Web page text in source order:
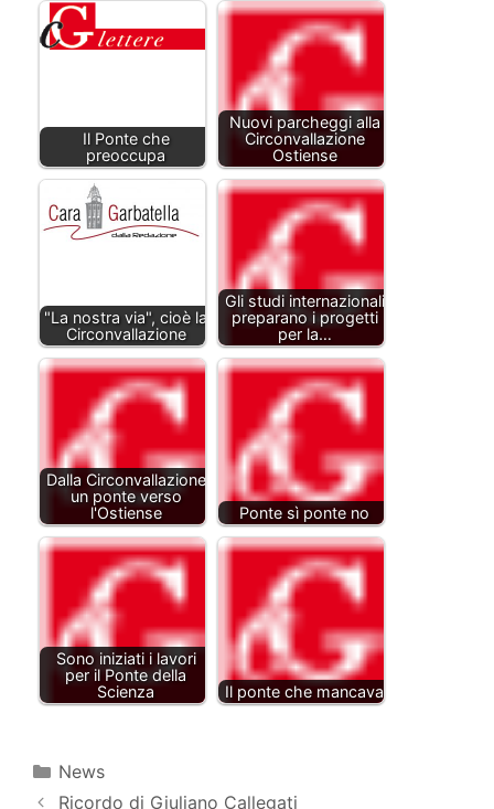
Il Ponte che
preoccupa
Nuovi parcheggi alla
Circonvallazione
Ostiense
"La nostra via", cioè la
Circonvallazione
Gli studi internazionali
preparano i progetti
per la…
Dalla Circonvallazione
un ponte verso
l'Ostiense
Ponte sì ponte no
Sono iniziati i lavori
per il Ponte della
Scienza
Il ponte che mancava
Categorie
News
Ricordo di Giuliano Callegati